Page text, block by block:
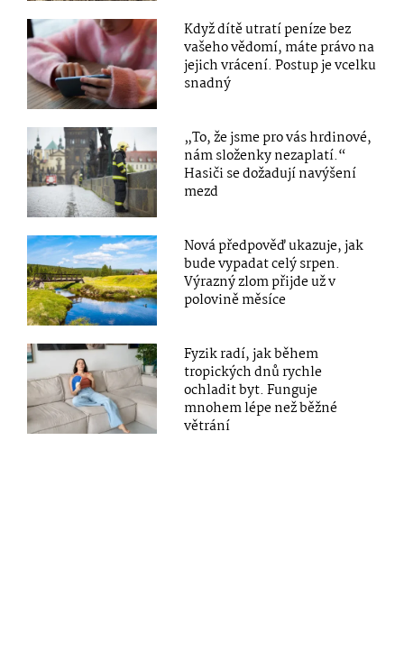
Když dítě utratí peníze bez
vašeho vědomí, máte právo na
jejich vrácení. Postup je vcelku
snadný
„To, že jsme pro vás hrdinové,
nám složenky nezaplatí.“
Hasiči se dožadují navýšení
mezd
Nová předpověď ukazuje, jak
bude vypadat celý srpen.
Výrazný zlom přijde už v
polovině měsíce
Fyzik radí, jak během
tropických dnů rychle
ochladit byt. Funguje
mnohem lépe než běžné
větrání